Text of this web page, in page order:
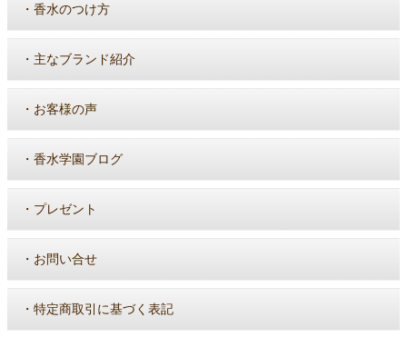
・ 香水のつけ方
・ 主なブランド紹介
・ お客様の声
・ 香水学園ブログ
・ プレゼント
・ お問い合せ
・ 特定商取引に基づく表記